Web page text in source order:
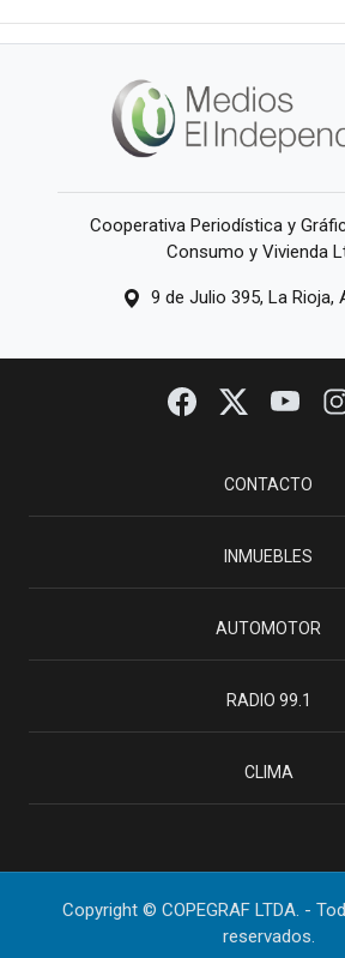
Cooperativa Periodística y
Consumo y Vivienda
9 de Julio 395, La Rioja,
CONTACTO
INMUEBLES
AUTOMOTOR
RADIO 99.1
CLIMA
Copyright © COPEGRAF LTDA. -
reservados.